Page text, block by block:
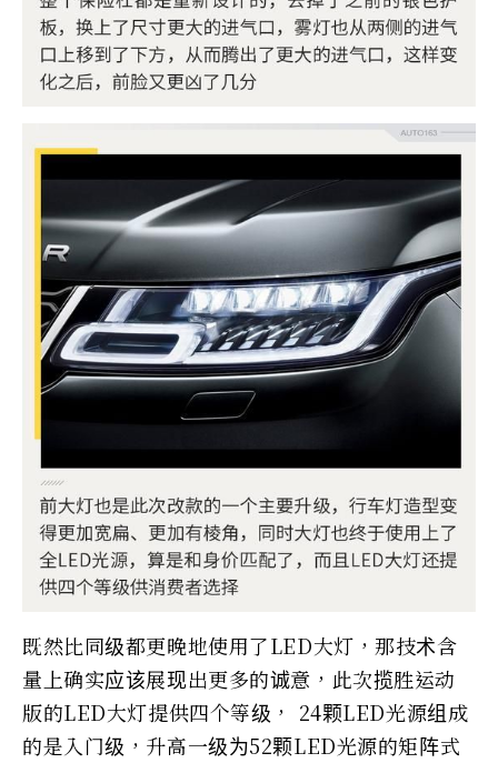
既然比同级都更晚地使用了LED大灯，那技术含
量上确实应该展现出更多的诚意，此次揽胜运动
版的LED大灯提供四个等级， 24颗LED光源组成
的是入门级，升高一级为52颗LED光源的矩阵式